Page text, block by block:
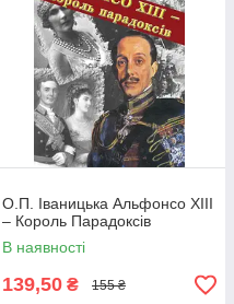
О.П. Іваницька Альфонсо ХІІІ
– Король Парадоксів
В наявності
139,50 ₴ 155 ₴